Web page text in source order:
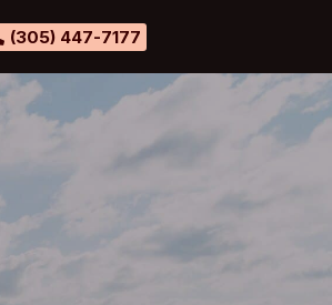
(305) 447-7177